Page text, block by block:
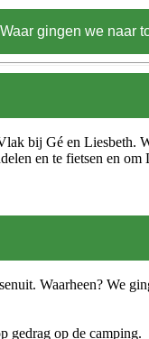
Waar gingen we
bij Gé en Liesbeth.
en te fietsen en om
Waarheen? We
gedrag op de camping.